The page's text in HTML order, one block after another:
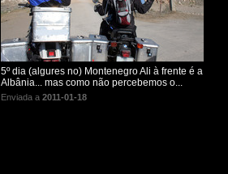
5º dia (algures no) Montenegro Ali à frente é a
Albânia... mas como não percebemos o...
Enviada a 2011-01-18